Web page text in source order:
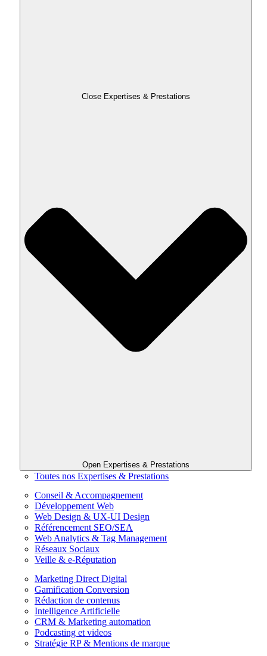
Close Expertises & Prestations
Open Expertises & Prestations
Toutes nos Expertises & Prestations
Conseil & Accompagnement
Développement Web
Web Design & UX-UI Design
Référencement SEO/SEA
Web Analytics & Tag Management
Réseaux Sociaux
Veille & e-Réputation
Marketing Direct Digital
Gamification Conversion
Rédaction de contenus
Intelligence Artificielle
CRM & Marketing automation
Podcasting et videos
Stratégie RP & Mentions de marque